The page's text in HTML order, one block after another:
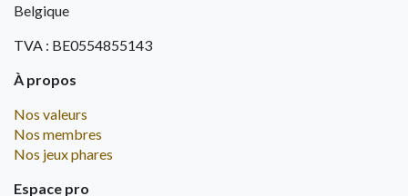
Belgique
TVA : BE0554855143
À propos
Nos valeurs
Nos membres
Nos jeux phares
Espace pro